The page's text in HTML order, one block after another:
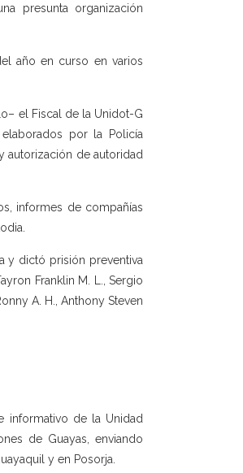
presunta organización
año en curso en varios
el Fiscal de la Unidot-G
por la Policía
autorización de autoridad
informes de compañías
y dictó prisión preventiva
Franklin M. L., Sergio
A. H., Anthony Steven
informativo de la Unidad
de Guayas, enviando
y en Posorja.